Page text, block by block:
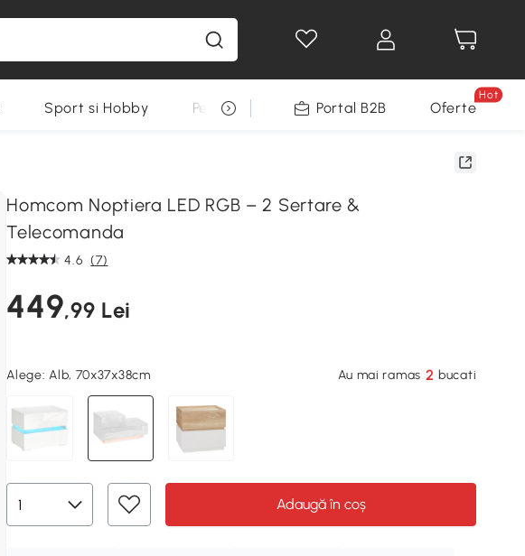
Sport si Hobby Pentru animale Decoratiuni Sarbatori
Portal B2B Oferte
Hot
Homcom Noptiera LED RGB – 2 Sertare &
Telecomanda
4.6 (7)
449,99 Lei
Alege:Alb, 70x37x38cm Au mai ramas 2bucati
Adaugă în coș